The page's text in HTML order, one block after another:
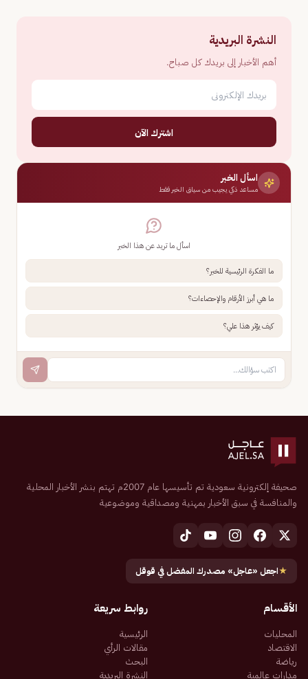
النشرة البريدية
أهم الأخبار إلى بريدك كل صباح.
اشترك الآن
اسأل الخبر
مساعد ذكي يجيب من سياق الخبر فقط
اسأل ما تريد عن هذا الخبر
ما الفكرة الرئيسية للخبر؟
ما هي أبرز الأرقام والإحصاءات؟
كيف يؤثر هذا علي؟
صحيفة إلكترونية سعودية تم تأسيسها عام 2007م تهتم بنشر الأخبار المحلية
والمنافسة في سبق الأخبار بمهنية ومصداقية وموضوعية
★اجعل «عاجل» مصدرك المفضل في قوقل
الأقسام
المحليات
الاقتصاد
رياضة
مدارات عالمية
روابط سريعة
الرئيسية
مقالات الرأي
البحث
النشرة البريدية